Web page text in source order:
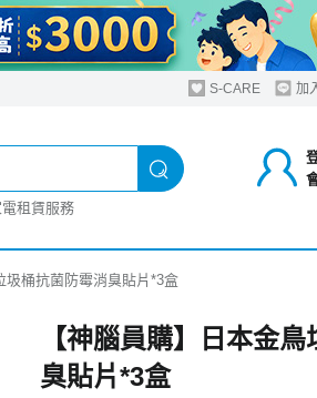
S-CARE 加
電租賃服務
圾桶抗菌防霉消臭貼片*3盒
【神腦員購】日本金
臭貼片*3盒